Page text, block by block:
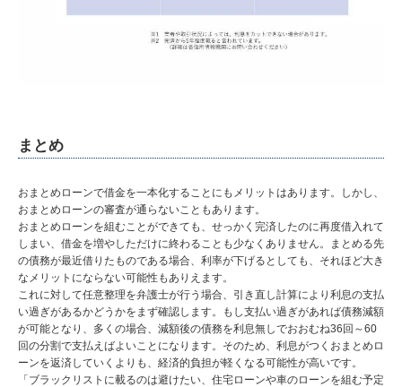
まとめ
おまとめローンで借金を一本化することにもメリットはあります。しかし、
おまとめローンの審査が通らないこともあります。
おまとめローンを組むことができても、せっかく完済したのに再度借入れて
しまい、借金を増やしただけに終わることも少なくありません。まとめる先
の債務が最近借りたものである場合、利率が下げるとしても、それほど大き
なメリットにならない可能性もありえます。
これに対して任意整理を弁護士が行う場合、引き直し計算により利息の支払
い過ぎがあるかどうかをまず確認します。もし支払い過ぎがあれば債務減額
が可能となり、多くの場合、減額後の債務を利息無しでおおむね36回～60
回の分割で支払えばよいことになります。そのため、利息がつくおまとめロ
ーンを返済していくよりも、経済的負担が軽くなる可能性が高いです。
「ブラックリストに載るのは避けたい、住宅ローンや車のローンを組む予定